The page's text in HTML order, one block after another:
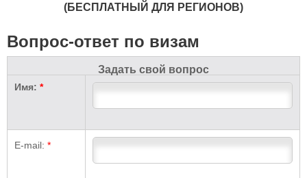
(БЕСПЛАТНЫЙ ДЛЯ РЕГИОНОВ)
Вопрос-ответ по визам
Задать свой вопрос
Имя: *
E-mail: *